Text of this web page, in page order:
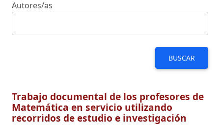
Autores/as
BUSCAR
Trabajo documental de los profesores de
Matemática en servicio utilizando
recorridos de estudio e investigación